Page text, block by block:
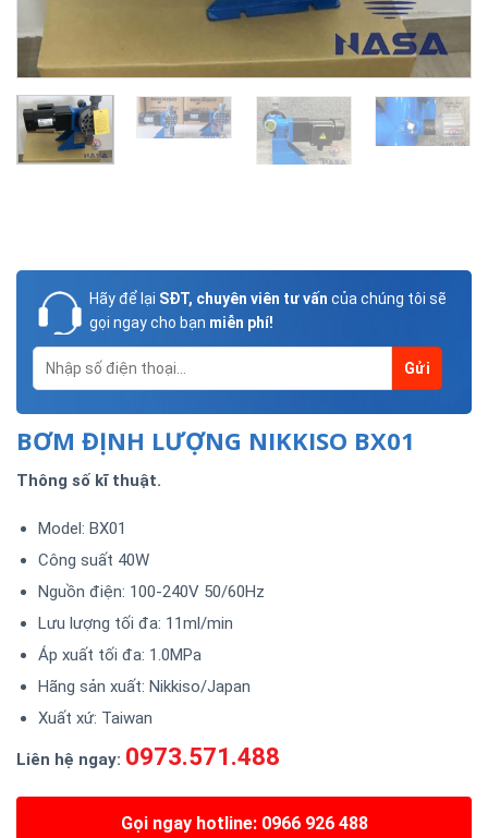
Hãy để lại SĐT, chuyên viên tư vấn của chúng tôi sẽ
gọi ngay cho bạn miễn phí!
BƠM ĐỊNH LƯỢNG NIKKISO BX01
Thông số kĩ thuật.
Model: BX01
Công suất 40W
Nguồn điện: 100-240V 50/60Hz
Lưu lượng tối đa: 11ml/min
Áp xuất tối đa: 1.0MPa
Hãng sản xuất: Nikkiso/Japan
Xuất xứ: Taiwan
Liên hệ ngay: 0973.571.488
Gọi ngay hotline: 0966 926 488